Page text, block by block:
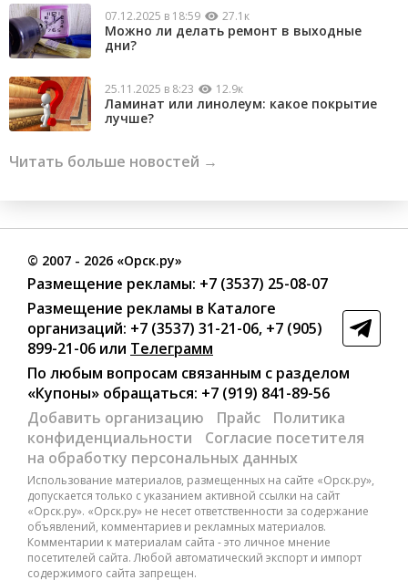
07.12.2025 в 18:59 27.1к
Можно ли делать ремонт в выходные
дни?
25.11.2025 в 8:23 12.9к
Ламинат или линолеум: какое покрытие
лучше?
Читать больше новостей →
© 2007 - 2026 «Орск.ру»
Размещение рекламы: +7 (3537) 25-08-07
Размещение рекламы в Каталоге
организаций: +7 (3537) 31-21-06, +7 (905)
899-21-06 или Телеграмм
По любым вопросам связанным с разделом
«Купоны» обращаться: +7 (919) 841-89-56
Добавить организацию
Прайс
Политика
конфиденциальности
Согласие посетителя
на обработку персональных данных
Использование материалов, размещенных на сайте «Орск.ру»,
допускается только с указанием активной ссылки на сайт
«Орск.ру». «Орск.ру» не несет ответственности за содержание
объявлений, комментариев и рекламных материалов.
Комментарии к материалам сайта - это личное мнение
посетителей сайта. Любой автоматический экспорт и импорт
содержимого сайта запрещен.